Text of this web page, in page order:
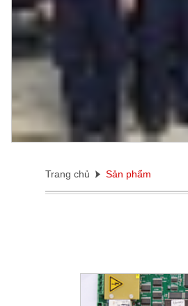
Trang chủ Sản phẩm